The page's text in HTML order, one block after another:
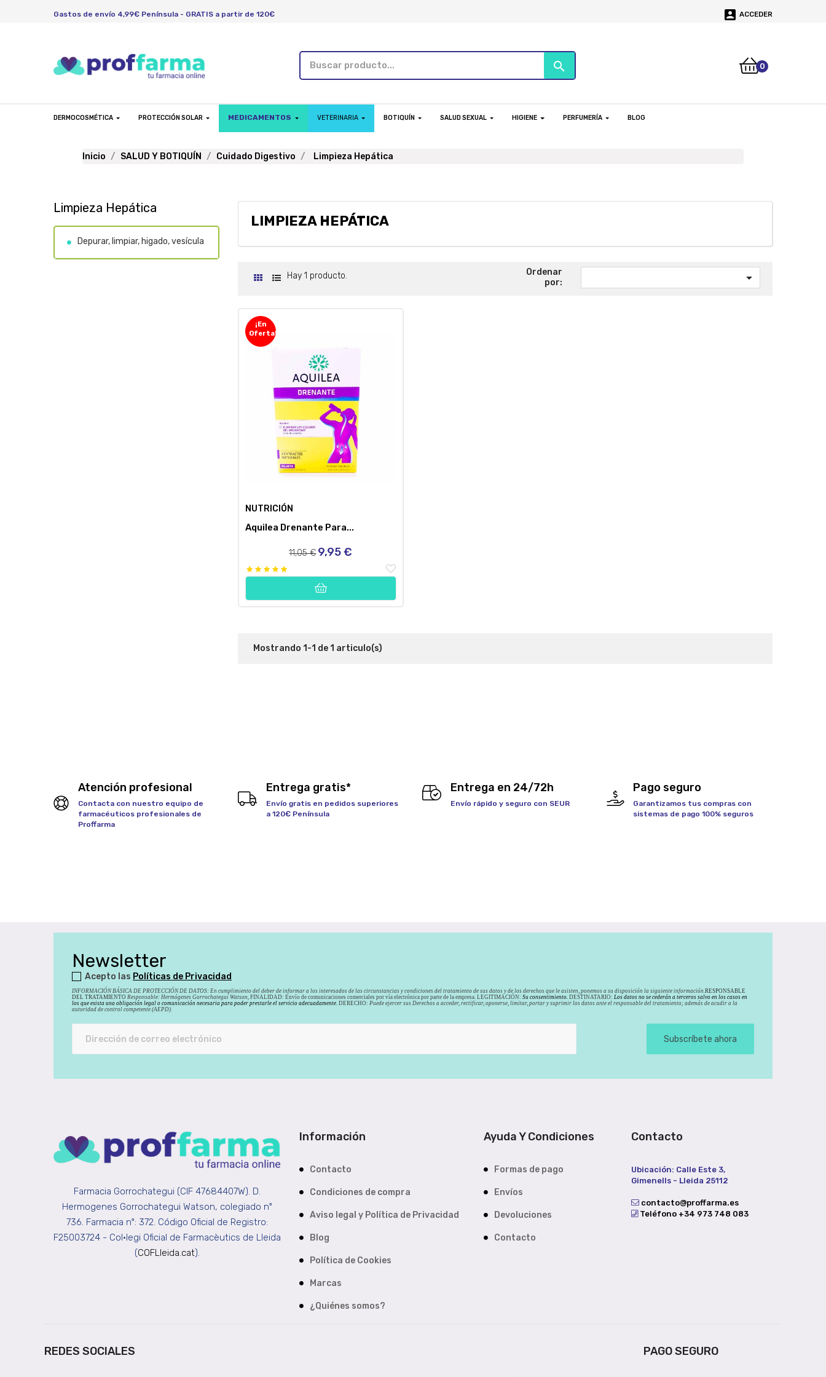
Gastos de envío 4,99€ Península - GRATIS a partir de 120€  ACCEDER
search 0
DERMOCOSMÉTICA PROTECCIÓN SOLAR MEDICAMENTOS VETERINARIA BOTIQUÍN SALUD SEXUAL HIGIENE PERFUMERÍA BLOG
Inicio SALUD Y BOTIQUÍN Cuidado Digestivo Limpieza Hepática
Limpieza Hepática
Depurar, limpiar, higado, vesícula
LIMPIEZA HEPÁTICA
Hay 1 producto.
Ordenar
por:

¡En
Oferta!
NUTRICIÓN
Aquilea Drenante Para...
Precio
11,05 € Precio
9,95 €
Mostrando 1-1 de 1 articulo(s)
Atención profesional
Contacta con nuestro equipo de
farmacéuticos profesionales de
Proffarma
Entrega gratis*
Envío gratis en pedidos superiores
a 120€ Península
Entrega en 24/72h
Envío rápido y seguro con SEUR
Pago seguro
Garantizamos tus compras con
sistemas de pago 100% seguros
Newsletter
Acepto las Políticas de Privacidad
INFORMACIÓN BÁSICA DE PROTECCIÓN DE DATOS: En cumplimiento del deber de informar a los interesados de las circunstancias y condiciones del tratamiento de sus datos y de los derechos que le asisten, ponemos a su disposición la siguiente información. RESPONSABLE
DEL TRATAMIENTO Responsable: Hermógenes Gorrochategui Watson, FINALIDAD: Envío de comunicaciones comerciales por vía electrónica por parte de la empresa. LEGITIMACIÓN: Su consentimiento. DESTINATARIO: Los datos no se cederán a terceros salvo en los casos en
los que exista una obligación legal o comunicación necesaria para poder prestarle el servicio adecuadamente. DERECHO: Puede ejercer sus Derechos a acceder, rectificar, oponerse, limitar, portar y suprimir los datos ante el responsable del tratamiento; además de acudir a la
autoridad de control competente (AEPD).
Subscríbete ahora
Farmacia Gorrochategui (CIF 47684407W). D.
Hermogenes Gorrochategui Watson, colegiado nº
736. Farmacia nº: 372. Código Oficial de Registro:
F25003724 - Col•legi Oficial de Farmacèutics de Lleida
(COFLleida.cat).
Información
Contacto
Condiciones de compra
Aviso legal y Política de Privacidad
Blog
Política de Cookies
Marcas
¿Quiénes somos?
Ayuda Y Condiciones
Formas de pago
Envíos
Devoluciones
Contacto
Contacto
Ubicación: Calle Este 3,
Gimenells - Lleida 25112
contacto@proffarma.es
Teléfono +34 973 748 083
REDES SOCIALES PAGO SEGURO